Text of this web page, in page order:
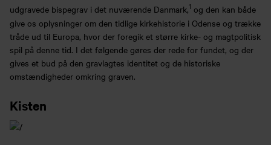
udgravede bispegrav i det nuværende Danmark,1 og den kan både
give os oplysninger om den tidlige kirkehistorie i Odense og trække
tråde ud til Europa, hvor der foregik et større kirke- og magtpolitisk
spil på denne tid. I det følgende gøres der rede for fundet, og der
gives et bud på den gravlagtes identitet og de historiske
omstændigheder omkring graven.
Kisten